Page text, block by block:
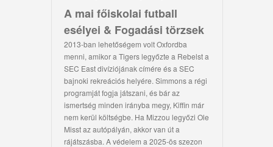
A mai főiskolai futball
esélyei & Fogadási törzsek
2013-ban lehetőségem volt Oxfordba
menni, amikor a Tigers legyőzte a Rebelst a
SEC East divíziójának címére és a SEC
bajnoki rekreációs helyére. Simmons a régi
programját fogja játszani, és bár az
ismertség minden irányba megy, Kiffin már
nem kerül költségbe. Ha Mizzou legyőzi Ole
Misst az autópályán, akkor van út a
rájátszásba. A védelem a 2025-ös szezon